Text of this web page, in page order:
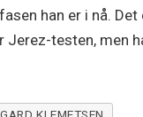
han er i nå.
testen, men
KLEMETSEN